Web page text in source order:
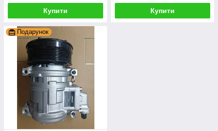
Купити Купити
Подарунок